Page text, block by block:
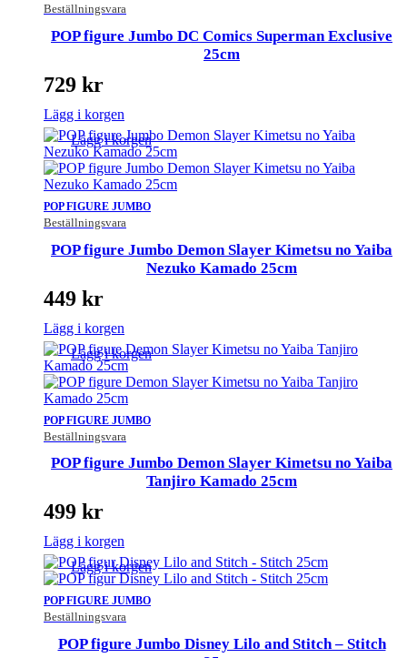
Beställningsvara
POP figure Jumbo DC Comics Superman Exclusive
25cm
729 kr
Lägg i korgen
POP FIGURE JUMBO
Beställningsvara
Lägg i korgen
POP figure Jumbo Demon Slayer Kimetsu no Yaiba
Nezuko Kamado 25cm
449 kr
Lägg i korgen
POP FIGURE JUMBO
Beställningsvara
Lägg i korgen
POP figure Jumbo Demon Slayer Kimetsu no Yaiba
Tanjiro Kamado 25cm
499 kr
Lägg i korgen
POP FIGURE JUMBO
Beställningsvara
Lägg i korgen
POP figure Jumbo Disney Lilo and Stitch – Stitch